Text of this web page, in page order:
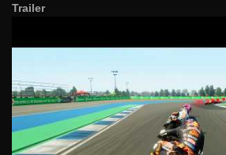
Trailer